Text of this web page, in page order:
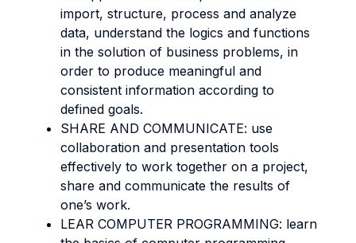
import, structure, process and analyze
data, understand the logics and functions
in the solution of business problems, in
order to produce meaningful and
consistent information according to
defined goals.
SHARE AND COMMUNICATE: use
collaboration and presentation tools
effectively to work together on a project,
share and communicate the results of
one’s work.
LEAR COMPUTER PROGRAMMING: learn